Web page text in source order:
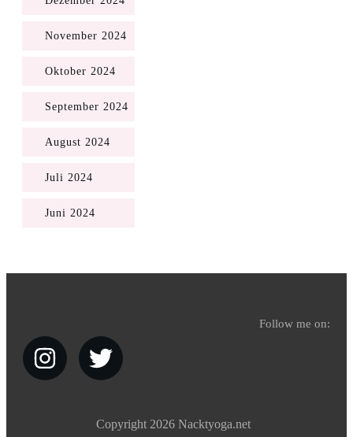
November 2024
Oktober 2024
September 2024
August 2024
Juli 2024
Juni 2024
Follow me on:
Copyright 2026 Nacktyoga.net